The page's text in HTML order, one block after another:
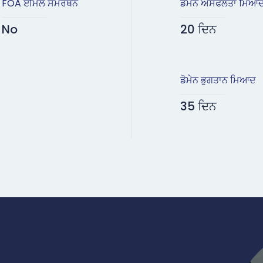
FOA ਈਮੇਲ ਸਮਰਥਨ
No
ਡੋਮੇਨ ਅਸਫਲਤਾ
20 ਦਿਨ
ਡੋਮੇਨ ਭੁਗਤਾਨ ਮਿਆਦ
35 ਦਿਨ